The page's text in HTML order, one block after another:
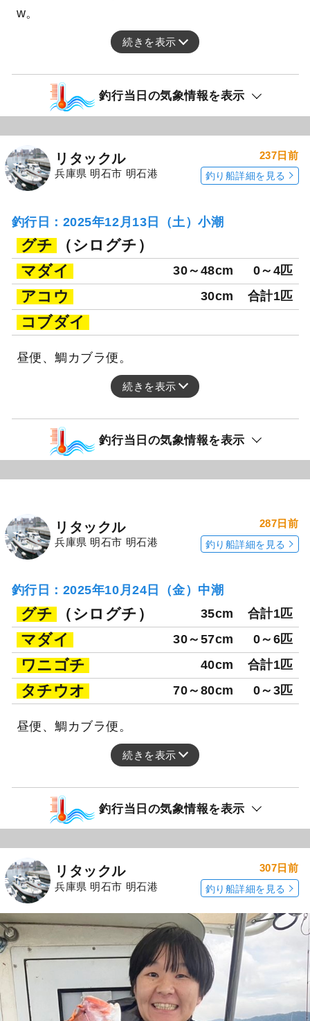
w。
続きを表示
釣行当日の気象情報を表示
リタックル
兵庫県 明石市 明石港
237日前
釣り船詳細を見る
釣行日：2025年12月13日（土）小潮
グチ
（シログチ）
マダイ
30～48cm 0～4匹
アコウ 30cm 合計1匹
コブダイ
昼便、鯛カブラ便。
続きを表示
釣行当日の気象情報を表示
リタックル
兵庫県 明石市 明石港
287日前
釣り船詳細を見る
釣行日：2025年10月24日（金）中潮
グチ （シログチ） 35cm 合計1匹
マダイ 30～57cm 0～6匹
ワニゴチ 40cm 合計1匹
タチウオ 70～80cm 0～3匹
昼便、鯛カブラ便。
続きを表示
釣行当日の気象情報を表示
リタックル
兵庫県 明石市 明石港
307日前
釣り船詳細を見る